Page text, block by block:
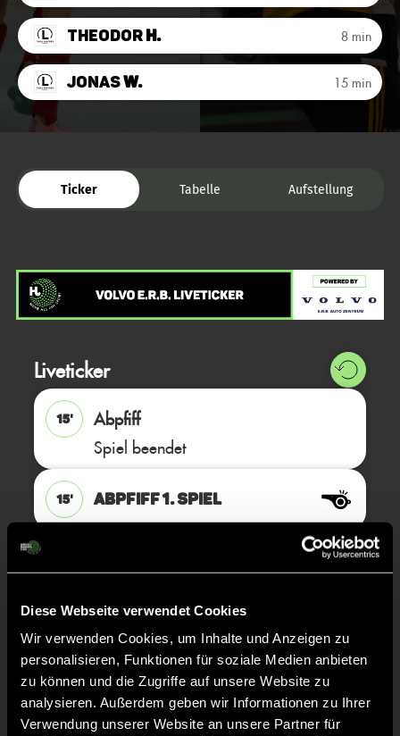
Diese Webseite verwendet Cookies
Wir verwenden Cookies, um Inhalte und Anzeigen zu
personalisieren, Funktionen für soziale Medien anbieten
zu können und die Zugriffe auf unsere Website zu
analysieren. Außerdem geben wir Informationen zu Ihrer
Verwendung unserer Website an unsere Partner für
TheodorH. 8 min
JonasW. 15 min
Ticker Tabelle Aufstellung
Liveticker
15'
Abpfiff
Spiel beendet
15' ABPFIFF 1. Spiel
Jonas 59
14' KURZE ECKE - VERGEBEN